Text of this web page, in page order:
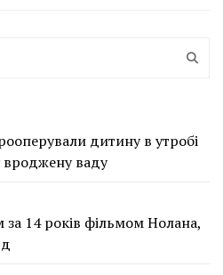
дитину в утробі
вроджену ваду
за 14 років фільмом Нолана,